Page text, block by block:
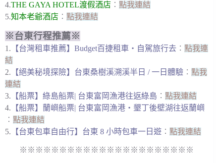
4.THE GAYA HOTEL渡假酒店 ︰ 點我連結
5.知本老爺酒店 ︰ 點我連結
※台東行程推薦※
1. 【台灣租車推薦】Budget百捷租車・自駕旅行去 ︰ 點我連
結
2. 【絕美秘境探險】台東桑樹溪溯溪半日 / 一日體驗 ︰ 點我
連結
3. 【船票】綠島船票| 台東富岡漁港往返綠島 ︰ 點我連結
4. 【船票】蘭嶼船票| 台東富岡漁港・墾丁後壁湖往返蘭嶼
︰ 點我連結
5. 【台東包車自由行】台東 8 小時包車一日遊 ︰ 點我連結
※※※※※※※※※※※※※※※※※※※※※※